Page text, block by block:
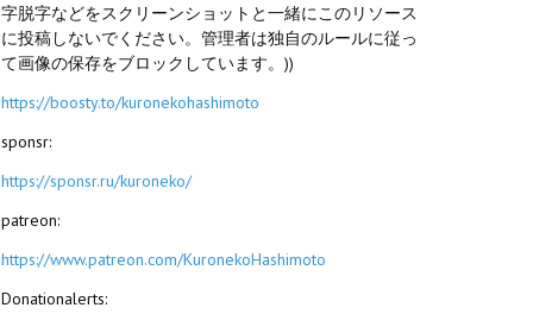
字脱字などをスクリーンショットと一緒にこのリソース
に投稿しないでください。管理者は独自のルールに従っ
て画像の保存をブロックしています。))
https://boosty.to/kuronekohashimoto
sponsr:
https://sponsr.ru/kuroneko/
patreon:
https://www.patreon.com/KuronekoHashimoto
Donationalerts: